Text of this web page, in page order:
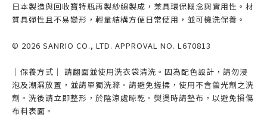
日本製造與回收寶特瓶再製紗線製成，兼具環保概念與實用性。材
質具彈性且不易變形，輕量結構方便日常使用，並可機洗保養。
© 2026 SANRIO CO., LTD. APPROVAL NO. L670813
｜保養方式｜ 請翻面並使用洗衣袋清洗。因為配色設計，請勿浸
泡及潮濕放置，並請單獨洗滌。請避免搓揉，使用不含螢光劑之洗
劑。洗後請立即整形，於陰涼處晾乾。熨燙時請墊布，以避免損傷
布料表面。